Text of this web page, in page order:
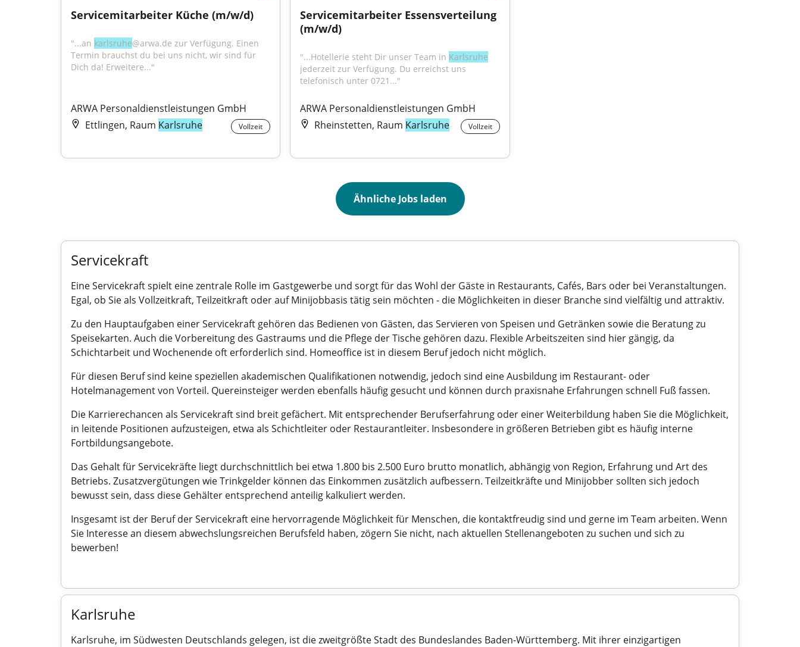
Servicemitarbeiter Küche (m/w/d)
"...an karlsruhe@arwa.de zur Verfügung. Einen
Termin brauchst du bei uns nicht, wir sind für
Dich da! Erweitere..."
ARWA Personaldienstleistungen GmbH
Ettlingen, Raum Karlsruhe Vollzeit
Servicemitarbeiter Essensverteilung
(m/w/d)
"...Hotellerie steht Dir unser Team in Karlsruhe
jederzeit zur Verfügung. Du erreichst uns
telefonisch unter 0721..."
ARWA Personaldienstleistungen GmbH
Rheinstetten, Raum Karlsruhe Vollzeit
Ähnliche Jobs laden
Servicekraft
Eine Servicekraft spielt eine zentrale Rolle im Gastgewerbe und sorgt für das Wohl der Gäste in Restaurants, Cafés, Bars oder bei Veranstaltungen.
Egal, ob Sie als Vollzeitkraft, Teilzeitkraft oder auf Minijobbasis tätig sein möchten - die Möglichkeiten in dieser Branche sind vielfältig und attraktiv.
Zu den Hauptaufgaben einer Servicekraft gehören das Bedienen von Gästen, das Servieren von Speisen und Getränken sowie die Beratung zu
Speisekarten. Auch die Vorbereitung des Gastraums und die Pflege der Tische gehören dazu. Flexible Arbeitszeiten sind hier gängig, da
Schichtarbeit und Wochenende oft erforderlich sind. Homeoffice ist in diesem Beruf jedoch nicht möglich.
Für diesen Beruf sind keine speziellen akademischen Qualifikationen notwendig, jedoch sind eine Ausbildung im Restaurant- oder
Hotelmanagement von Vorteil. Quereinsteiger werden ebenfalls häufig gesucht und können durch praxisnahe Erfahrungen schnell Fuß fassen.
Die Karrierechancen als Servicekraft sind breit gefächert. Mit entsprechender Berufserfahrung oder einer Weiterbildung haben Sie die Möglichkeit,
in leitende Positionen aufzusteigen, etwa als Schichtleiter oder Restaurantleiter. Insbesondere in größeren Betrieben gibt es häufig interne
Fortbildungsangebote.
Das Gehalt für Servicekräfte liegt durchschnittlich bei etwa 1.800 bis 2.500 Euro brutto monatlich, abhängig von Region, Erfahrung und Art des
Betriebs. Zusatzvergütungen wie Trinkgelder können das Einkommen zusätzlich aufbessern. Teilzeitkräfte und Minijobber sollten sich jedoch
bewusst sein, dass diese Gehälter entsprechend anteilig kalkuliert werden.
Insgesamt ist der Beruf der Servicekraft eine hervorragende Möglichkeit für Menschen, die kontaktfreudig sind und gerne im Team arbeiten. Wenn
Sie Interesse an diesem abwechslungsreichen Berufsfeld haben, zögern Sie nicht, nach aktuellen Stellenangeboten zu suchen und sich zu
bewerben!
Karlsruhe
Karlsruhe, im Südwesten Deutschlands gelegen, ist die zweitgrößte Stadt des Bundeslandes Baden-Württemberg. Mit ihrer einzigartigen